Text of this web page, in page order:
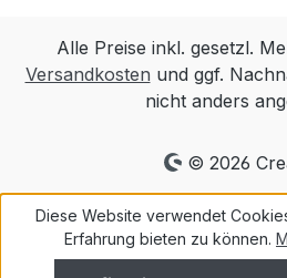
Alle Preise inkl. gesetzl.
Versandkosten und ggf.
nicht anders
© 2026
Diese Website verwendet
Erfahrung bieten zu können.